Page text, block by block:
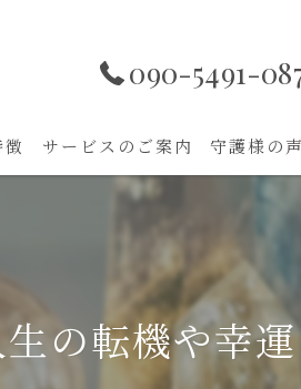
090-5491-
サービスのご案内 守護様の声
の転機や幸